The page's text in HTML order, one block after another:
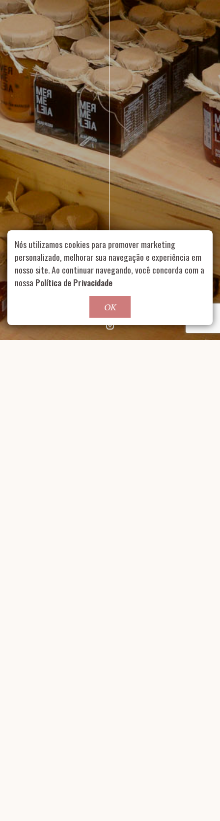
Rua Aurélia, 1714 – Vila Romana, São Paulo – SP | 55 11
99178-5848
contato@nucleofood.com
Role para continar
Nós utilizamos cookies para promover marketing
personalizado, melhorar sua navegação e experiência em
nosso site. Ao continuar navegando, você concorda com a
nossa Política de Privacidade
OK